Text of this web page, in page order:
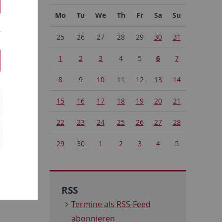
Mo Tu We Th Fr Sa Su
25 26 27 28 29 30 31
1 2 3 4 5 6 7
8 9 10 11 12 13 14
15 16 17 18 19 20 21
22 23 24 25 26 27 28
29 30 1 2 3 4 5
RSS
Termine als RSS-Feed
abonnieren